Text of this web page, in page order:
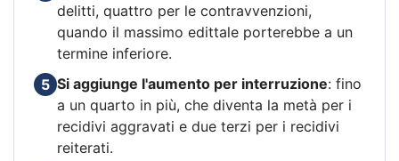
delitti, quattro per le contravvenzioni,
quando il massimo edittale porterebbe a un
termine inferiore.
5 Si aggiunge l'aumento per interruzione: fino
a un quarto in più, che diventa la metà per i
recidivi aggravati e due terzi per i recidivi
reiterati.